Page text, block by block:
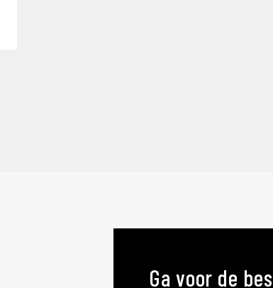
Ga voor de